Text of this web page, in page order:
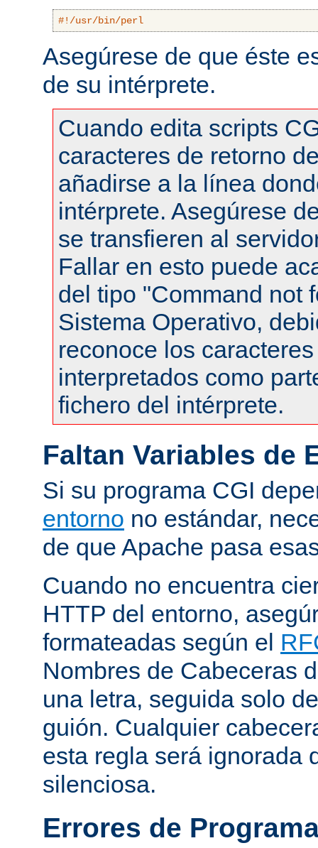
#!/usr/bin/perl
Asegúrese de que éste
de su intérprete.
Cuando edita scripts
caracteres de retorno
añadirse a la línea
intérprete. Asegúrese
se transfieren al
Fallar en esto puede
del tipo "Command not
Sistema Operativo,
reconoce los
interpretados como
fichero del intérprete.
Faltan Variables de
Si su programa CGI
entorno no estándar,
de que Apache pasa
Cuando no encuentra
HTTP del entorno,
formateadas según el
Nombres de Cabeceras
una letra, seguida solo
guión. Cualquier
esta regla será ignorada
silenciosa.
Errores de